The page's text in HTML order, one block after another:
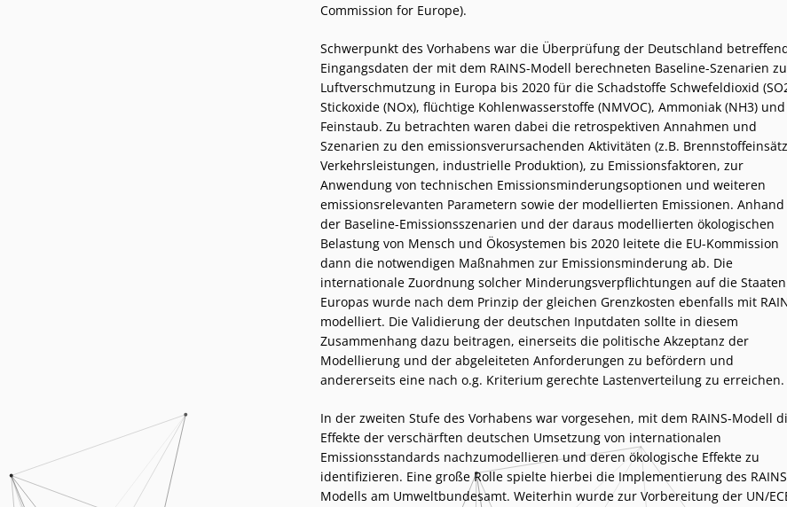
Commission for Europe).
Schwerpunkt des Vorhabens war die Überprüfung der Deutschland
Eingangsdaten der mit dem RAINS-Modell berechneten Baseline-Szenarien
Luftverschmutzung in Europa bis 2020 für die Schadstoffe Schwefeldioxid
Stickoxide (NOx), flüchtige Kohlenwasserstoffe (NMVOC), Ammoniak (NH3) und
Feinstaub. Zu betrachten waren dabei die retrospektiven Annahmen und
Szenarien zu den emissionsverursachenden Aktivitäten (z.B.
Verkehrsleistungen, industrielle Produktion), zu Emissionsfaktoren, zur
Anwendung von technischen Emissionsminderungsoptionen und weiteren
emissionsrelevanten Parametern sowie der modellierten Emissionen. Anhand
der Baseline-Emissionsszenarien und der daraus modellierten ökologischen
Belastung von Mensch und Ökosystemen bis 2020 leitete die EU-Kommission
dann die notwendigen Maßnahmen zur Emissionsminderung ab. Die
internationale Zuordnung solcher Minderungsverpflichtungen auf die Staaten
Europas wurde nach dem Prinzip der gleichen Grenzkosten ebenfalls mit
modelliert. Die Validierung der deutschen Inputdaten sollte in diesem
Zusammenhang dazu beitragen, einerseits die politische Akzeptanz der
Modellierung und der abgeleiteten Anforderungen zu befördern und
andererseits eine nach o.g. Kriterium gerechte Lastenverteilung zu erreichen.
In der zweiten Stufe des Vorhabens war vorgesehen, mit dem RAINS-Modell
Effekte der verschärften deutschen Umsetzung von internationalen
Emissionsstandards nachzumodellieren und deren ökologische Effekte zu
identifizieren. Eine große Rolle spielte hierbei die Implementierung des
Modells am Umweltbundesamt. Weiterhin wurde zur Vorbereitung der UN/